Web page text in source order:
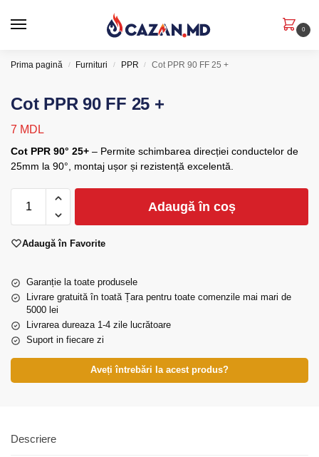
0
Prima pagină / Furnituri / PPR / Cot PPR 90 FF 25 +
Cot PPR 90 FF 25 +
7 MDL
Cot PPR 90° 25+ – Permite schimbarea direcției conductelor de
25mm la 90°, montaj ușor și rezistență excelentă.
Adaugă în coș
Adaugă în Favorite
Garanție la toate produsele
Livrare gratuită în toată Țara pentru toate comenzile mai mari de
5000 lei
Livrarea dureaza 1-4 zile lucrătoare
Suport in fiecare zi
Aveți întrebări la acest produs?
Descriere